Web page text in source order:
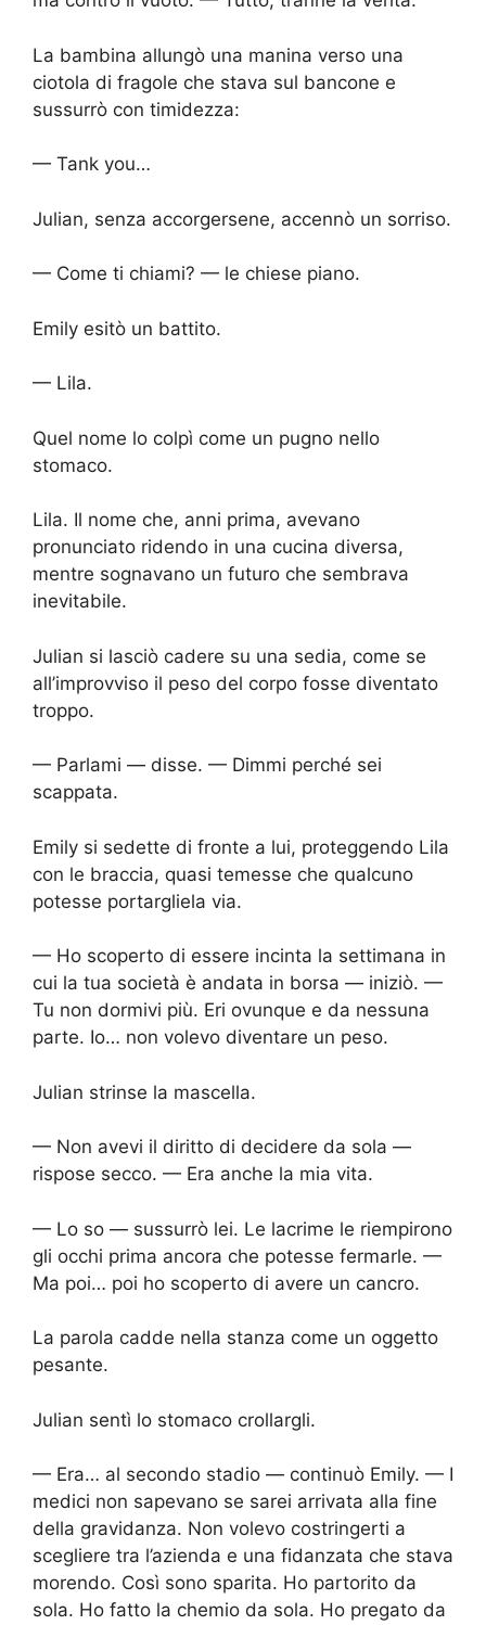
La bambina allungò una manina verso una
ciotola di fragole che stava sul bancone e
sussurrò con timidezza:
— Tank you…
Julian, senza accorgersene, accennò un sorriso.
— Come ti chiami? — le chiese piano.
Emily esitò un battito.
— Lila.
Quel nome lo colpì come un pugno nello
stomaco.
Lila. Il nome che, anni prima, avevano
pronunciato ridendo in una cucina diversa,
mentre sognavano un futuro che sembrava
inevitabile.
Julian si lasciò cadere su una sedia, come se
all’improvviso il peso del corpo fosse diventato
troppo.
— Parlami — disse. — Dimmi perché sei
scappata.
Emily si sedette di fronte a lui, proteggendo Lila
con le braccia, quasi temesse che qualcuno
potesse portargliela via.
— Ho scoperto di essere incinta la settimana in
cui la tua società è andata in borsa — iniziò. —
Tu non dormivi più. Eri ovunque e da nessuna
parte. Io… non volevo diventare un peso.
Julian strinse la mascella.
— Non avevi il diritto di decidere da sola —
rispose secco. — Era anche la mia vita.
— Lo so — sussurrò lei. Le lacrime le riempirono
gli occhi prima ancora che potesse fermarle. —
Ma poi… poi ho scoperto di avere un cancro.
La parola cadde nella stanza come un oggetto
pesante.
Julian sentì lo stomaco crollargli.
— Era… al secondo stadio — continuò Emily. — I
medici non sapevano se sarei arrivata alla fine
della gravidanza. Non volevo costringerti a
scegliere tra l’azienda e una fidanzata che stava
morendo. Così sono sparita. Ho partorito da
sola. Ho fatto la chemio da sola. Ho pregato da